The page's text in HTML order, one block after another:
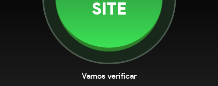
SITE
Vamos verificar